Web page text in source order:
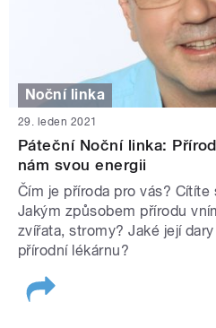
Noční linka
29. leden 2021
Páteční Noční linka:
nám svou energii
Čím je příroda pro vás?
Jakým způsobem přírodu
zvířata, stromy? Jaké její
přírodní lékárnu?